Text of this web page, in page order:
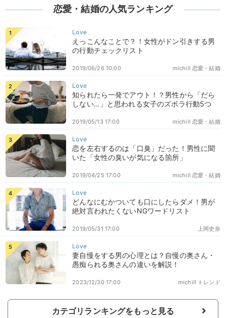
恋愛・結婚の人気ランキング
えっこんなことで？！女性がドン引きする男
の行動チェックリスト
michill 恋愛・結婚
2019/06/26 10:00
知られたら一発でアウト！？男性から「だら
しない…」と思われる女子のズボラ行動5つ
michill 恋愛・結婚
2019/05/13 17:00
恋を左右するのは「口臭」だった！男性に聞
いた「女性の臭いが気になる箇所」
michill 恋愛・結婚
2019/04/25 17:00
どんなにむかついても口にしたらダメ！男が
絶対言われたくないNGワードリスト
上岡史奈
2019/05/31 17:00
妻自慢をする男の心理とは？自慢の奥さん・
愚痴られる奥さんの違いを解説！
michill トレンド
2023/12/30 17:00
カテゴリランキングをもっと見る